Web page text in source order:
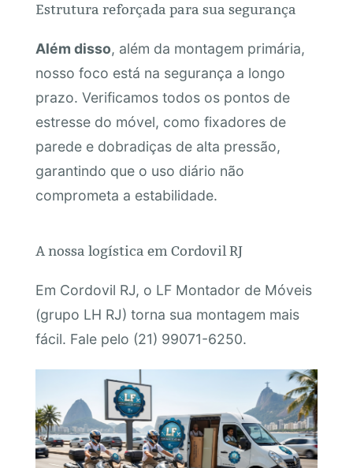
Estrutura reforçada para sua segurança
Além disso, além da montagem primária,
nosso foco está na segurança a longo
prazo. Verificamos todos os pontos de
estresse do móvel, como fixadores de
parede e dobradiças de alta pressão,
garantindo que o uso diário não
comprometa a estabilidade.
A nossa logística em Cordovil RJ
Em Cordovil RJ, o LF Montador de Móveis
(grupo LH RJ) torna sua montagem mais
fácil. Fale pelo (21) 99071-6250.